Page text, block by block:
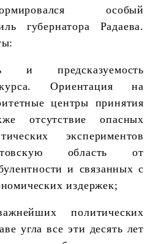
особый
губернатора Радаева.
и предсказуемость
курса. Ориентация на
центры принятия
отсутствие опасных
экспериментов
область от
и связанных с
издержек;
политических
угла все эти десять лет